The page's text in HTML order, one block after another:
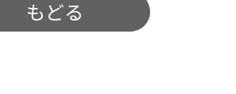
もどる